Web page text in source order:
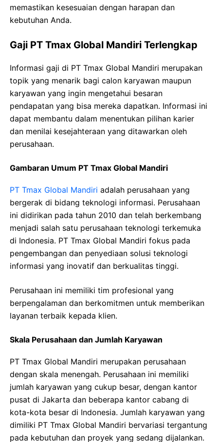
memastikan kesesuaian dengan harapan dan
kebutuhan Anda.
Gaji PT Tmax Global Mandiri Terlengkap
Informasi gaji di PT Tmax Global Mandiri merupakan
topik yang menarik bagi calon karyawan maupun
karyawan yang ingin mengetahui besaran
pendapatan yang bisa mereka dapatkan. Informasi ini
dapat membantu dalam menentukan pilihan karier
dan menilai kesejahteraan yang ditawarkan oleh
perusahaan.
Gambaran Umum PT Tmax Global Mandiri
PT Tmax Global Mandiri adalah perusahaan yang
bergerak di bidang teknologi informasi. Perusahaan
ini didirikan pada tahun 2010 dan telah berkembang
menjadi salah satu perusahaan teknologi terkemuka
di Indonesia. PT Tmax Global Mandiri fokus pada
pengembangan dan penyediaan solusi teknologi
informasi yang inovatif dan berkualitas tinggi.
Perusahaan ini memiliki tim profesional yang
berpengalaman dan berkomitmen untuk memberikan
layanan terbaik kepada klien.
Skala Perusahaan dan Jumlah Karyawan
PT Tmax Global Mandiri merupakan perusahaan
dengan skala menengah. Perusahaan ini memiliki
jumlah karyawan yang cukup besar, dengan kantor
pusat di Jakarta dan beberapa kantor cabang di
kota-kota besar di Indonesia. Jumlah karyawan yang
dimiliki PT Tmax Global Mandiri bervariasi tergantung
pada kebutuhan dan proyek yang sedang dijalankan.